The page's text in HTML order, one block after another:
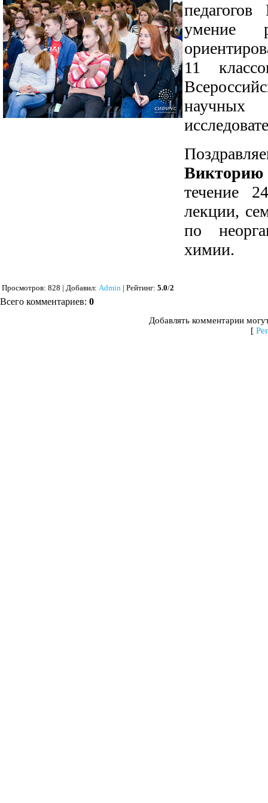
умение
11
течение
лекции,
по
химии.
Просмотров: 828 | Добавил: Admin | Рейтинг: 5.0/2
Всего комментариев: 0
Добавлять комментарии
[